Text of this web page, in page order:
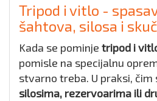
Tripod i vitlo -
šahtova, silosa i
Kada se pominje tripod i
pomisle na specijalnu
stvarno treba. U praksi, čim
silosima, rezervoarima ili